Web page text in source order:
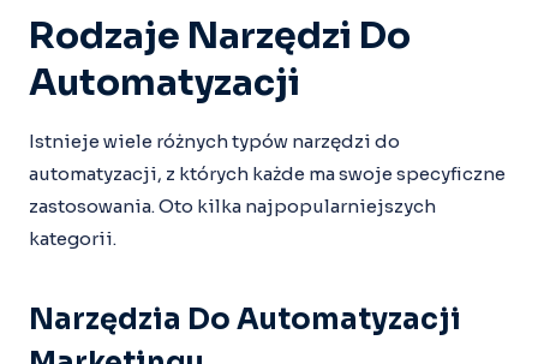
Rodzaje Narzędzi Do
Automatyzacji
Istnieje wiele różnych typów narzędzi do
automatyzacji, z których każde ma swoje specyficzne
zastosowania. Oto kilka najpopularniejszych
kategorii.
Narzędzia Do Automatyzacji